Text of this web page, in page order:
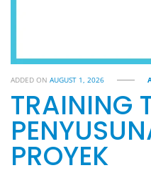
ADDED ONAUGUST 1, 2026
TRAINING
PROYEK